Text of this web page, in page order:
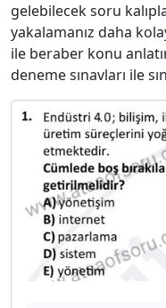
gelebilecek soru
yakalamanız daha
ile beraber konu
deneme sınavları ile